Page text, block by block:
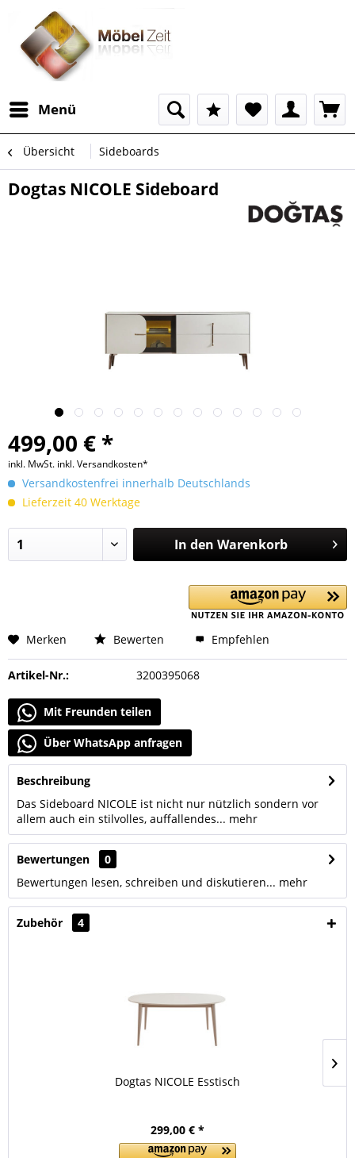
Menü
Übersicht Sideboards
Dogtas NICOLE Sideboard
499,00 € *
inkl. MwSt. inkl. Versandkosten*
Versandkostenfrei innerhalb Deutschlands
Lieferzeit 40 Werktage
In den Warenkorb
Merken Bewerten Empfehlen
Artikel-Nr.: 3200395068
Mit Freunden teilen
Über WhatsApp anfragen
Beschreibung
Das Sideboard NICOLE ist nicht nur nützlich sondern vor
allem auch ein stilvolles, auffallendes... mehr
Bewertungen
0
Bewertungen lesen, schreiben und diskutieren... mehr
Zubehör 4
Dogtas NICOLE Esstisch
299,00 € *